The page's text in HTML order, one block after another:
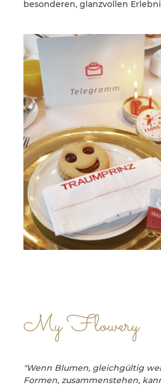
besonderen, glanzvollen
My Flowery
"Wenn Blumen, gleichgültig
Formen, zusammenstehen,